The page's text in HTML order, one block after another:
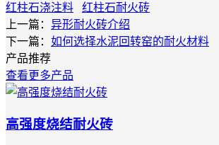
红柱石浇注料
红柱石耐火砖
上一篇： 异形耐火砖介绍
下一篇： 如何选择水泥回转窑的耐火材料
产品推荐
查看更多产品
高强度烧结耐火砖